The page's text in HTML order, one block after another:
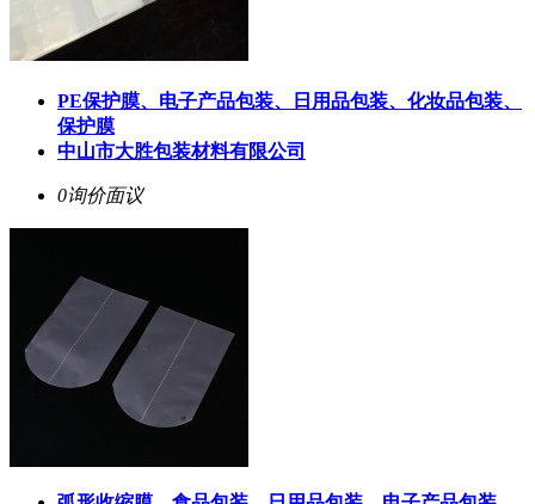
PE保护膜、电子产品包装、日用品包装、化妆品包装、
保护膜
中山市大胜包装材料有限公司
0询价面议